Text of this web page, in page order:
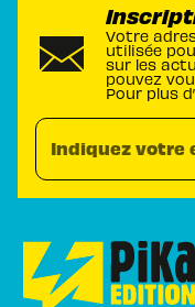
Votre
utilisée
sur les
pouvez
Pour plus
Indiquez votre